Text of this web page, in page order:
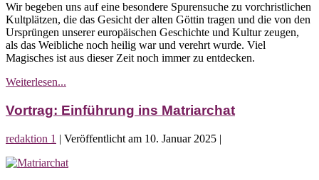
Frauen:
Auf
den
Spuren
der
Wir begeben uns auf eine besondere Spurensuche zu vorchristlichen
Kultplätzen, die das Gesicht der alten Göttin tragen und die von den
Ursprüngen unserer europäischen Geschichte und Kultur zeugen,
als das Weibliche noch heilig war und verehrt wurde. Viel
Magisches ist aus dieser Zeit noch immer zu entdecken.
Weiterlesen...
Frauen:
Auf
den
Spuren
der
Göttin
Vortrag: Einführung ins Matriarchat
redaktion 1 | Veröffentlicht am 10. Januar 2025 |
Vortrag: